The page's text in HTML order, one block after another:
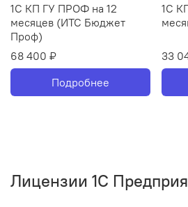
1С КП ГУ ПРОФ на 12
месяцев (ИТС Бюджет
Проф)
68 400 ₽
Подробнее
1С
33
Лицензии 1С